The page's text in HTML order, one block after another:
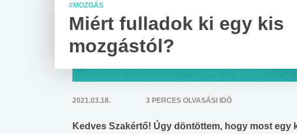
#MOZGÁS
Miért fulladok ki egy kis
mozgástól?
2021.03.18. 3 PERCES OLVASÁSI IDŐ
Kedves Szakértő! Úgy döntöttem, hogy most egy